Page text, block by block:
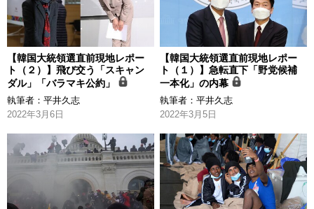
【韓国大統領選直前現地レポー
ト（２）】飛び交う「スキャン
ダル」「バラマキ公約」
執筆者： 平井久志
2022年3月6日
【韓国大統領選直前現地レポー
ト（１）】急転直下「野党候補
一本化」の内幕
執筆者：平井久志
2022年3月5日